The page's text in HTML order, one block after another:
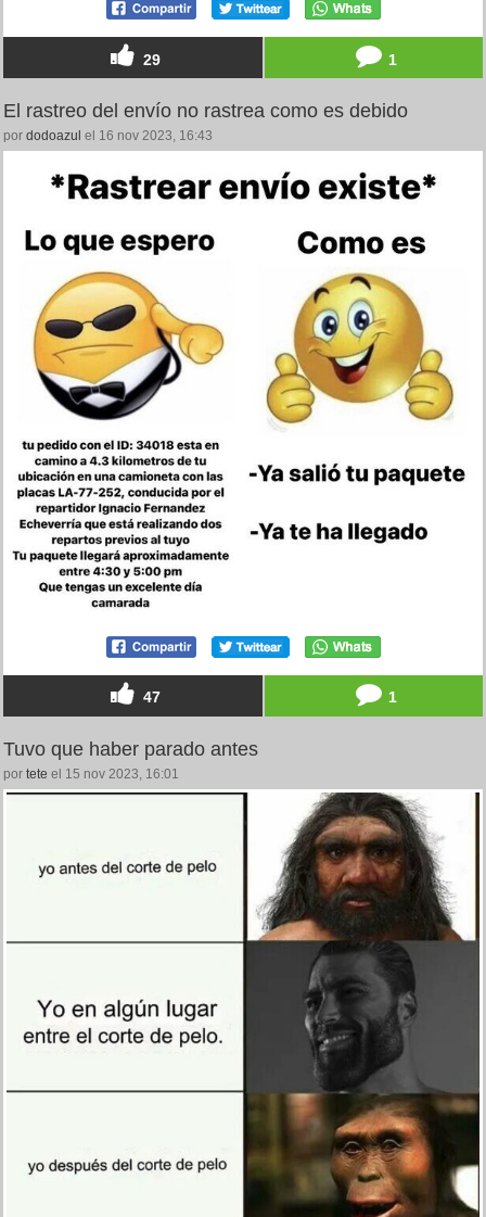
29 1
El rastreo del envío no rastrea como es debido
por dodoazul el 16 nov 2023, 16:43
47 1
Tuvo que haber parado antes
por tete el 15 nov 2023, 16:01